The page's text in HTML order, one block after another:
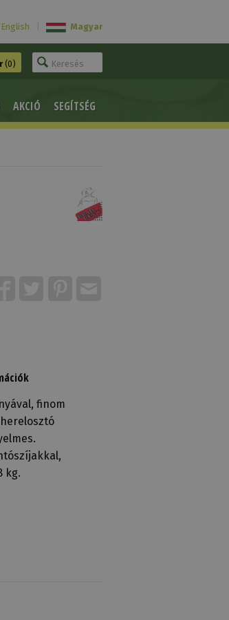
English Magyar
(0)
AKCIÓ SEGÍTSÉG
finom
kg.